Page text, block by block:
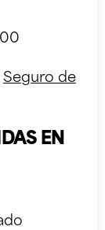
Seguro de
EN